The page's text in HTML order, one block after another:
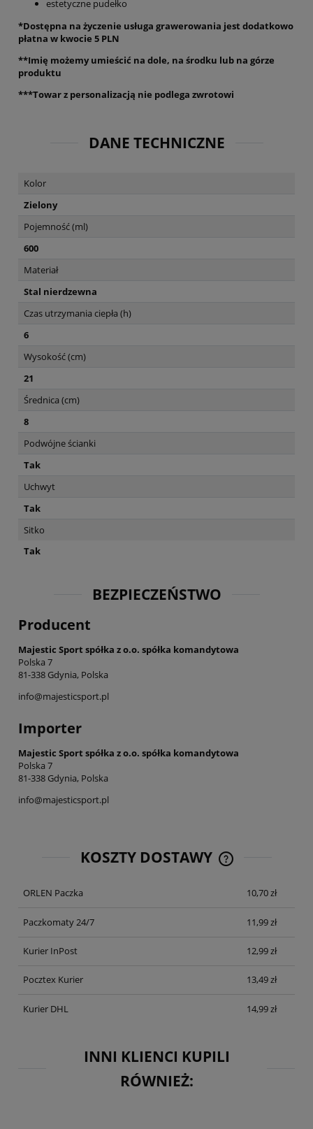
estetyczne pudełko
*Dostępna na życzenie usługa grawerowania jest dodatkowo
płatna w kwocie 5 PLN
**Imię możemy umieścić na dole, na środku lub na górze
produktu
***Towar z personalizacją nie podlega zwrotowi
DANE TECHNICZNE
Kolor
Zielony
Pojemność (ml)
600
Materiał
Stal nierdzewna
Czas utrzymania ciepła (h)
6
Wysokość (cm)
21
Średnica (cm)
8
Podwójne ścianki
Tak
Uchwyt
Tak
Sitko
Tak
BEZPIECZEŃSTWO
Producent
Majestic Sport spółka z o.o. spółka komandytowa
Polska 7
81-338 Gdynia, Polska
info@majesticsport.pl
Importer
Majestic Sport spółka z o.o. spółka komandytowa
Polska 7
81-338 Gdynia, Polska
info@majesticsport.pl
KOSZTY DOSTAWY
CENA NIE
ORLEN Paczka
10,70 zł
Paczkomaty 24/7 11,99 zł
Kurier InPost 12,99 zł
Pocztex Kurier 13,49 zł
Kurier DHL 14,99 zł
INNI KLIENCI KUPILI
RÓWNIEŻ: